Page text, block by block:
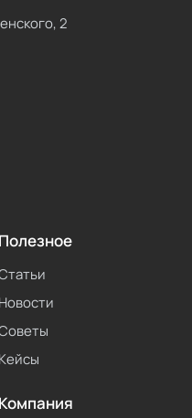
2
Полезное
Новости
Кейсы
Компания